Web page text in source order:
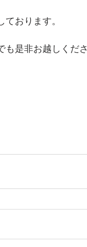
おります。
も是非お越しくださ